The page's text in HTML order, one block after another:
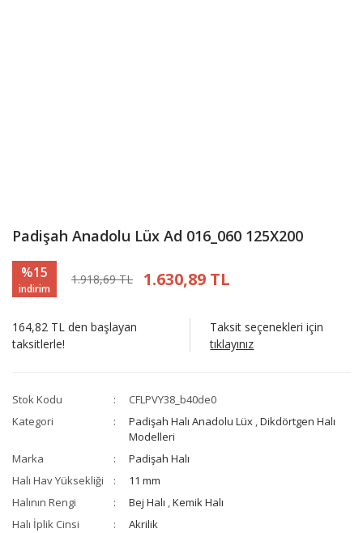
Padişah Anadolu Lüx Ad 016_060 125X200
%15
indirim
1.918,69 TL 1.630,89 TL
164,82 TL den başlayan
taksitlerle!
Taksit seçenekleri için
tıklayınız
Stok Kodu
CFLPVY38_b40de0
Kategori
Padişah Halı Anadolu Lüx ,Dikdörtgen Halı
Modelleri
Marka
Padişah Halı
Halı Hav Yüksekliği
11 mm
Halının Rengi
Bej Halı ,Kemik Halı
Halı İplik Cinsi
Akrilik